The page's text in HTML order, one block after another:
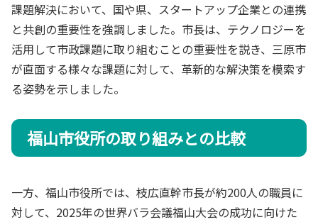
課題解決において、国や県、スタートアップ企業との連携
と共創の重要性を強調しました。市長は、テクノロジーを
活用して市政課題に取り組むことの重要性を説き、三原市
が直面する様々な課題に対して、革新的な解決策を模索す
る姿勢を示しました。
福山市役所の取り組みとの比較
一方、福山市役所では、枝広直幹市長が約200人の職員に
対して、2025年の世界バラ会議福山大会の成功に向けた